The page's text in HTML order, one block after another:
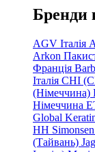
Бренди
AGV Італія
Arkon
Франція
Італія CHI
(Німеччина)
Німеччина
Global
HH
(Тайвань)